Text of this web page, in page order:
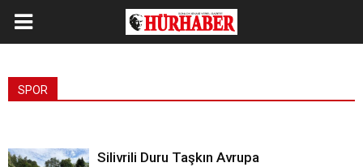
SPOR
Silivrili Duru Taşkın Avrupa